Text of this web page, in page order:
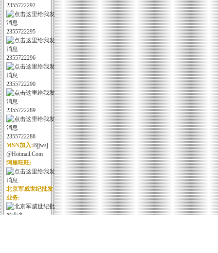
2355722292
2355722295
2355722296
2355722290
2355722289
2355722288
MSN加入:Bjjwsj
@hotmail.com
阿里旺旺:
北京军威世纪批发
业务: